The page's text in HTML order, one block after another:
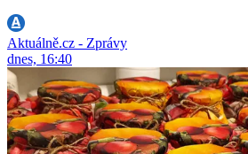
Aktuálně.cz - Zprávy
dnes, 16:40